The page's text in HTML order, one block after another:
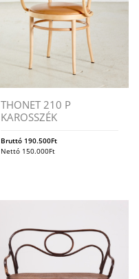
THONET 210 P
KAROSSZÉK
Bruttó 190.500Ft
Nettó 150.000Ft